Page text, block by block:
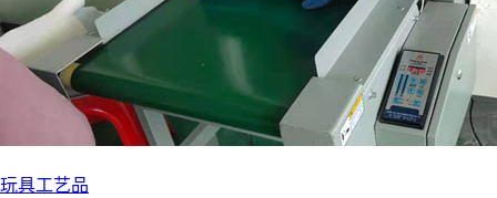
玩具工艺品